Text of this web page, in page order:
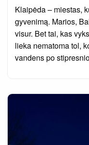
Klaipėda – miestas,
gyvenimą. Marios,
visur. Bet tai, kas
lieka nematoma tol,
vandens po